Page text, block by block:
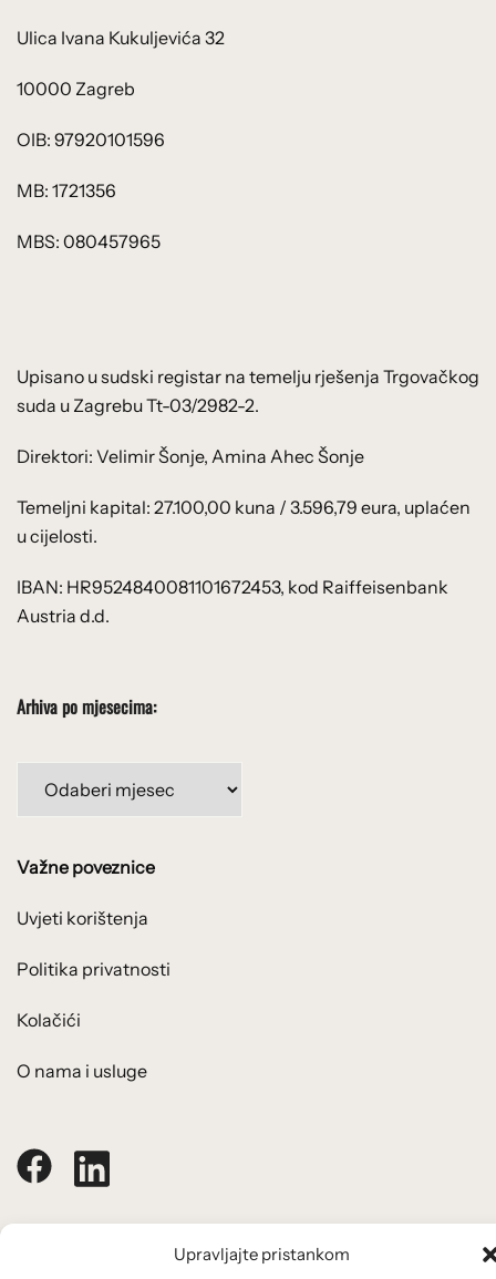
Upravljajte pristankom
Ulica Ivana Kukuljevića 32
10000 Zagreb
OIB: 97920101596
MB: 1721356
MBS: 080457965
Upisano u sudski registar na temelju rješenja Trgovačkog
suda u Zagrebu Tt-03/2982-2.
Direktori: Velimir Šonje, Amina Ahec Šonje
Temeljni kapital: 27.100,00 kuna / 3.596,79 eura, uplaćen
u cijelosti.
IBAN: HR9524840081101672453, kod Raiffeisenbank
Austria d.d.
Arhiva po mjesecima:
Važne poveznice
Uvjeti korištenja
Politika privatnosti
Kolačići
O nama i usluge